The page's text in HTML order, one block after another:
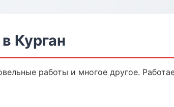
Курган
работы и многое другое.